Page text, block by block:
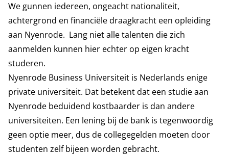
We gunnen iedereen, ongeacht nationaliteit,
achtergrond en financiële draagkracht een opleiding
aan Nyenrode. Lang niet alle talenten die zich
aanmelden kunnen hier echter op eigen kracht
studeren.
Nyenrode Business Universiteit is Nederlands enige
private universiteit. Dat betekent dat een studie aan
Nyenrode beduidend kostbaarder is dan andere
universiteiten. Een lening bij de bank is tegenwoordig
geen optie meer, dus de collegegelden moeten door
studenten zelf bijeen worden gebracht.